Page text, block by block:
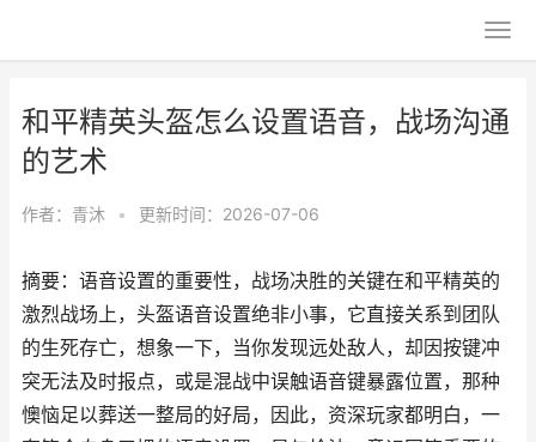
和平精英头盔怎么设置语音，战场沟通
的艺术
作者： 青沐 • 更新时间：2026-07-06
摘要：语音设置的重要性，战场决胜的关键在和平精英的
激烈战场上，头盔语音设置绝非小事，它直接关系到团队
的生死存亡，想象一下，当你发现远处敌人，却因按键冲
突无法及时报点，或是混战中误触语音键暴露位置，那种
懊恼足以葬送一整局的好局，因此，资深玩家都明白，一